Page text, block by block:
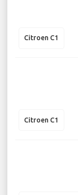
Citroen C1
Citroen C1